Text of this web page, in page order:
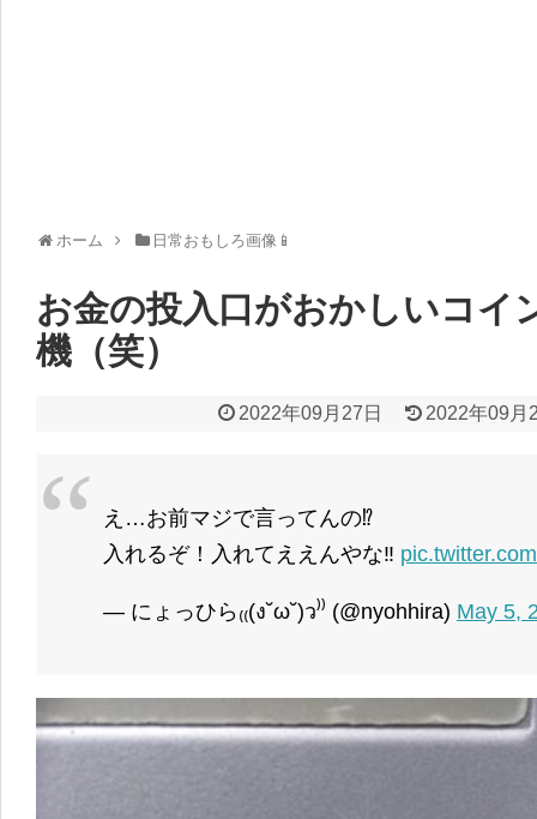
ホーム 日常おもしろ画像📱
お金の投入口がおかしいコイ
機（笑）
2022年09月27日 2022年09月
え…お前マジで言ってんの⁉︎
入れるぞ！入れてええんやな‼︎
— にょっひら₍₍(ง˘ω˘)ว⁾⁾ (@nyohhira) May 5,